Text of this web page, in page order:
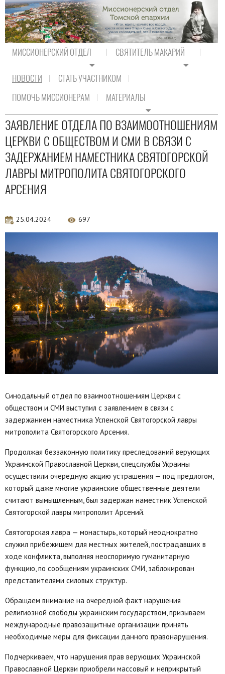
МИССИОНЕРСКИЙ ОТДЕЛ СВЯТИТЕЛЬ МАКАРИЙ
НОВОСТИ
СТАТЬ УЧАСТНИКОМ
ПОМОЧЬ МИССИОНЕРАМ
МАТЕРИАЛЫ
Новости Православия
ЗАЯВЛЕНИЕ ОТДЕЛА ПО ВЗАИМООТНОШЕНИЯМ
ЦЕРКВИ С ОБЩЕСТВОМ И СМИ В СВЯЗИ С
ЗАДЕРЖАНИЕМ НАМЕСТНИКА СВЯТОГОРСКОЙ
ЛАВРЫ МИТРОПОЛИТА СВЯТОГОРСКОГО
АРСЕНИЯ
25.04.2024 697
Синодальный отдел по взаимоотношениям Церкви с
обществом и СМИ выступил с заявлением в связи с
задержанием наместника Успенской Святогорской лавры
митрополита Святогорского Арсения.
Продолжая беззаконную политику преследований верующих
Украинской Православной Церкви, спецслужбы Украины
осуществили очередную акцию устрашения — под предлогом,
который даже многие украинские общественные деятели
считают вымышленным, был задержан наместник Успенской
Святогорской лавры митрополит Арсений.
Святогорская лавра — монастырь, который неоднократно
служил прибежищем для местных жителей, пострадавших в
ходе конфликта, выполняя неоспоримую гуманитарную
функцию, по сообщениям украинских СМИ, заблокирован
представителями силовых структур.
Обращаем внимание на очередной факт нарушения
религиозной свободы украинским государством, призываем
международные правозащитные организации принять
необходимые меры для фиксации данного правонарушения.
Подчеркиваем, что нарушения прав верующих Украинской
Православной Церкви приобрели массовый и неприкрытый